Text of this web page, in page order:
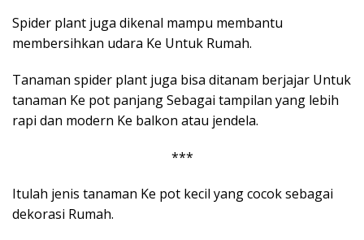
Spider plant juga dikenal mampu membantu
membersihkan udara Ke Untuk Rumah.
Tanaman spider plant juga bisa ditanam berjajar Untuk
tanaman Ke pot panjang Sebagai tampilan yang lebih
rapi dan modern Ke balkon atau jendela.
***
Itulah jenis tanaman Ke pot kecil yang cocok sebagai
dekorasi Rumah.